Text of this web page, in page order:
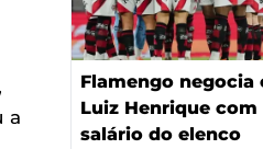
a
Flamengo negocia
Luiz Henrique
salário do elenco